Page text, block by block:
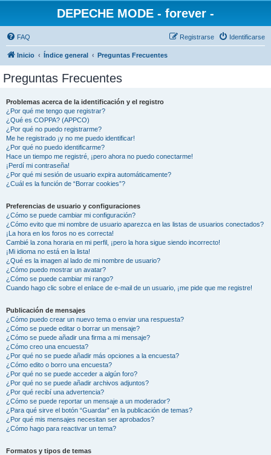
DEPECHE MODE - forever -
FAQ Identificarse
Registrarse
Inicio Índice general Preguntas Frecuentes
Preguntas Frecuentes
Problemas acerca de la identificación y el registro
¿Por qué me tengo que registrar?
¿Qué es COPPA? (APPCO)
¿Por qué no puedo registrarme?
Me he registrado ¡y no me puedo identificar!
¿Por qué no puedo identificarme?
Hace un tiempo me registré, ¡pero ahora no puedo conectarme!
¡Perdí mi contraseña!
¿Por qué mi sesión de usuario expira automáticamente?
¿Cuál es la función de “Borrar cookies”?
Preferencias de usuario y configuraciones
¿Cómo se puede cambiar mi configuración?
¿Cómo evito que mi nombre de usuario aparezca en las listas de usuarios conectados?
¡La hora en los foros no es correcta!
Cambié la zona horaria en mi perfil, ¡pero la hora sigue siendo incorrecto!
¡Mi idioma no está en la lista!
¿Qué es la imagen al lado de mi nombre de usuario?
¿Cómo puedo mostrar un avatar?
¿Cómo se puede cambiar mi rango?
Cuando hago clic sobre el enlace de e-mail de un usuario, ¡me pide que me registre!
Publicación de mensajes
¿Cómo puedo crear un nuevo tema o enviar una respuesta?
¿Cómo se puede editar o borrar un mensaje?
¿Cómo se puede añadir una firma a mi mensaje?
¿Cómo creo una encuesta?
¿Por qué no se puede añadir más opciones a la encuesta?
¿Cómo edito o borro una encuesta?
¿Por qué no se puede acceder a algún foro?
¿Por qué no se puede añadir archivos adjuntos?
¿Por qué recibí una advertencia?
¿Cómo se puede reportar un mensaje a un moderador?
¿Para qué sirve el botón “Guardar” en la publicación de temas?
¿Por qué mis mensajes necesitan ser aprobados?
¿Cómo hago para reactivar un tema?
Formatos y tipos de temas